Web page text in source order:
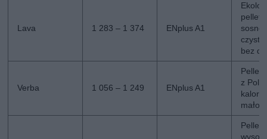
Lava 1 283 – 1 374 ENplus A1
pellet
czyste
bez
Verba 1 056 – 1 249 ENplus A1
Pellet
z
mało
Pellet